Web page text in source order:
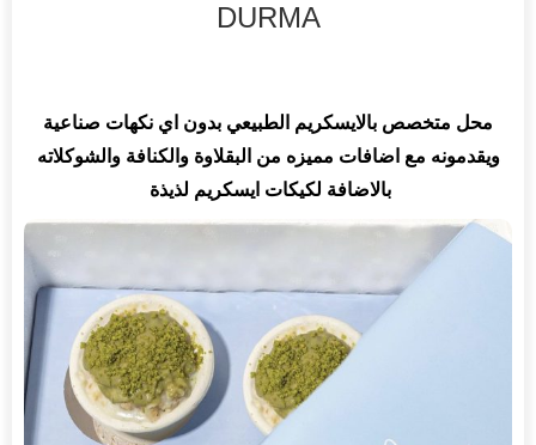
DURMA
محل متخصص بالايسكريم الطبيعي بدون اي نكهات صناعية
ويقدمونه مع اضافات مميزه من البقلاوة والكنافة والشوكلاته
بالاضافة لكيكات ايسكريم لذيذة